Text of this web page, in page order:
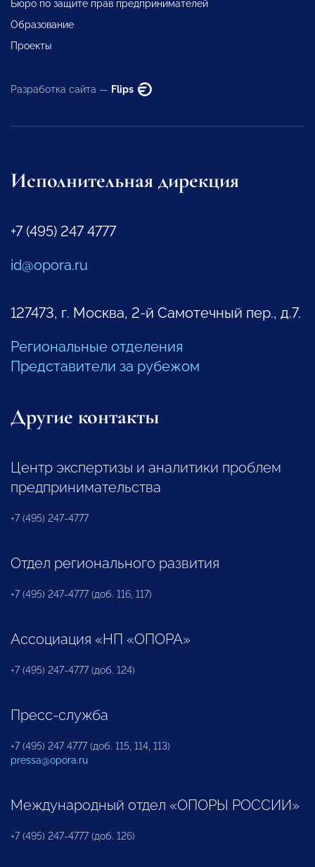
Бюро по защите прав предпринимателей
Образование
Проекты
Разработка сайта — Flips
Исполнительная дирекция
+7 (495) 247 4777
id@opora.ru
127473, г. Москва, 2-й Самотечный пер., д.7.
Региональные отделения
Представители за рубежом
Другие контакты
Центр экспертизы и аналитики проблем
предпринимательства
+7 (495) 247-4777
Отдел регионального развития
+7 (495) 247-4777 (доб. 116, 117)
Ассоциация «НП «ОПОРА»
+7 (495) 247-4777 (доб. 124)
Пресс-служба
+7 (495) 247 4777 (доб. 115, 114, 113)
pressa@opora.ru
Международный отдел «ОПОРЫ РОССИИ»
+7 (495) 247-4777 (доб. 126)